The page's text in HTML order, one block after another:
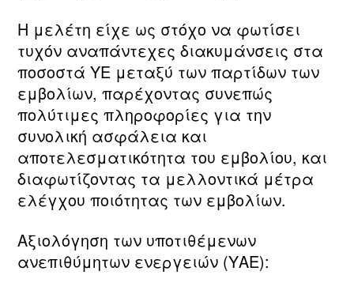
Η μελέτη είχε ως στόχο να φωτίσει
τυχόν αναπάντεχες διακυμάνσεις στα
ποσοστά ΥΕ μεταξύ των παρτίδων των
εμβολίων, παρέχοντας συνεπώς
πολύτιμες πληροφορίες για την
συνολική ασφάλεια και
αποτελεσματικότητα του εμβολίου, και
διαφωτίζοντας τα μελλοντικά μέτρα
ελέγχου ποιότητας των εμβολίων.
Αξιολόγηση των υποτιθέμενων
ανεπιθύμητων ενεργειών (ΥΑΕ):